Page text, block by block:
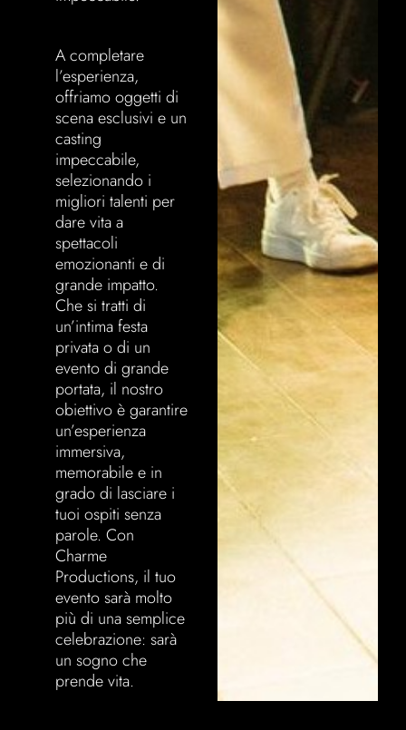
A completare
l’esperienza,
offriamo oggetti di
scena esclusivi e un
casting
impeccabile,
selezionando i
migliori talenti per
dare vita a
spettacoli
emozionanti e di
grande impatto.
Che si tratti di
un’intima festa
privata o di un
evento di grande
portata, il nostro
obiettivo è garantire
un’esperienza
immersiva,
memorabile e in
grado di lasciare i
tuoi ospiti senza
parole. Con
Charme
Productions, il tuo
evento sarà molto
più di una semplice
celebrazione: sarà
un sogno che
prende vita.